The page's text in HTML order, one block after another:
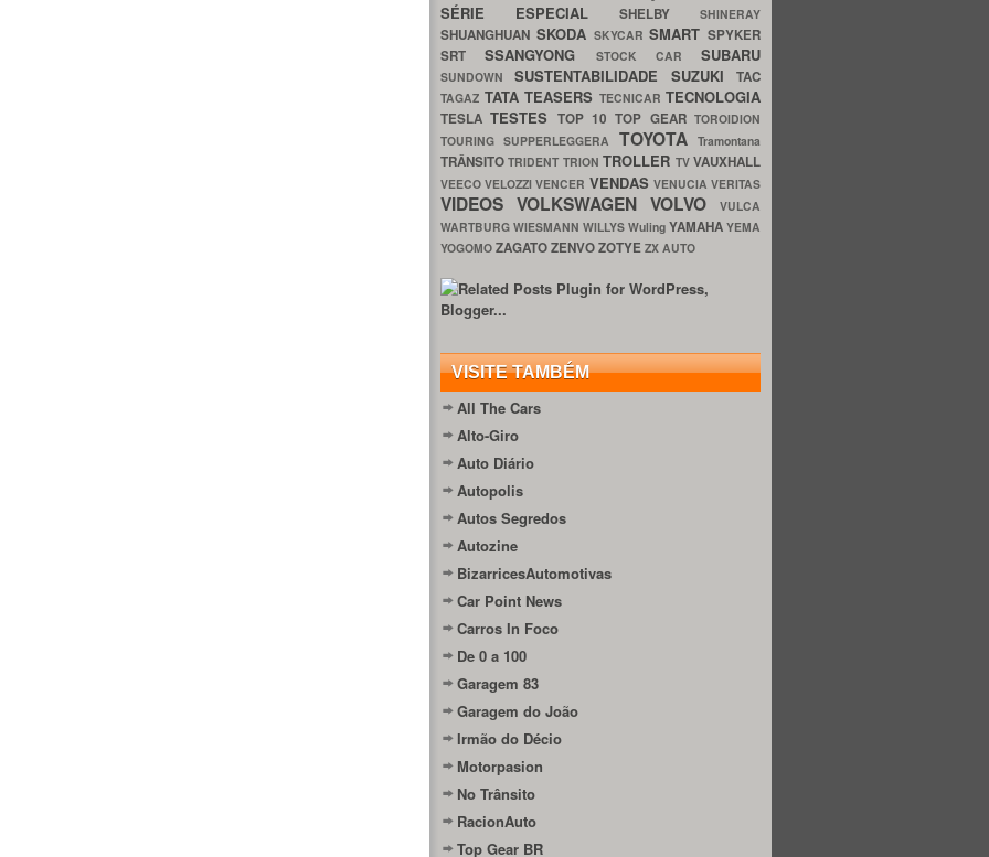
SÉRIE ESPECIAL SHELBY SHINERAY
SHUANGHUAN SKODA SKYCARSMART SPYKER
SRTSSANGYONG STOCK CAR SUBARU
SUNDOWNSUSTENTABILIDADE SUZUKITAC
TAGAZ TATA TEASERS TECNICAR TECNOLOGIA
TESLATESTES TOP 10TOP GEARTOROIDION
TOURING SUPPERLEGGERA TOYOTATramontana
TRÂNSITOTRIDENT TRIONTROLLER TVVAUXHALL
VEECOVELOZZIVENCER VENDAS VENUCIAVERITAS
VIDEOS VOLKSWAGEN VOLVO
VULCA
WARTBURG WIESMANN WILLYS Wuling YAMAHA YEMA
YOGOMO ZAGATOZENVOZOTYE ZX AUTO
VISITE TAMBÉM
All The Cars
Alto-Giro
Auto Diário
Autopolis
Autos Segredos
Autozine
BizarricesAutomotivas
Car Point News
Carros In Foco
De 0 a 100
Garagem 83
Garagem do João
Irmão do Décio
Motorpasion
No Trânsito
RacionAuto
Top Gear BR